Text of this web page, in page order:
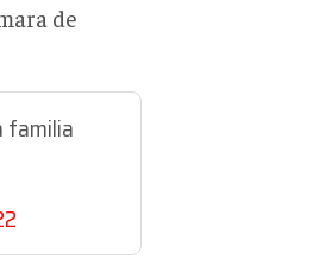
de
familia